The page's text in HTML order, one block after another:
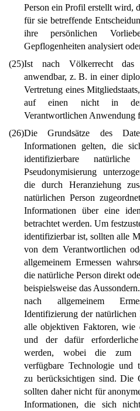
Person ein Profil erstellt wird,
für sie betreffende
ihre persönlichen
Gepflogenheiten analysiert
(25)Ist nach Völkerrecht das
anwendbar, z. B. in einer
Vertretung eines
auf einen nicht in der
Verantwortlichen Anwendung
(26)Die Grundsätze des
Informationen gelten, die
identifizierbare
Pseudonymisierung
die durch Heranziehung
natürlichen Person
Informationen über eine
betrachtet werden. Um
identifizierbar ist, sollten alle
von dem Verantwortlichen
allgemeinem Ermessen
die natürliche Person direkt
beispielsweise das
nach allgemeinem
Identifizierung der natürlichen
alle objektiven Faktoren,
und der dafür erforderliche
werden, wobei die zum
verfügbare Technologie und
zu berücksichtigen sind. Die
sollten daher nicht für
Informationen, die sich